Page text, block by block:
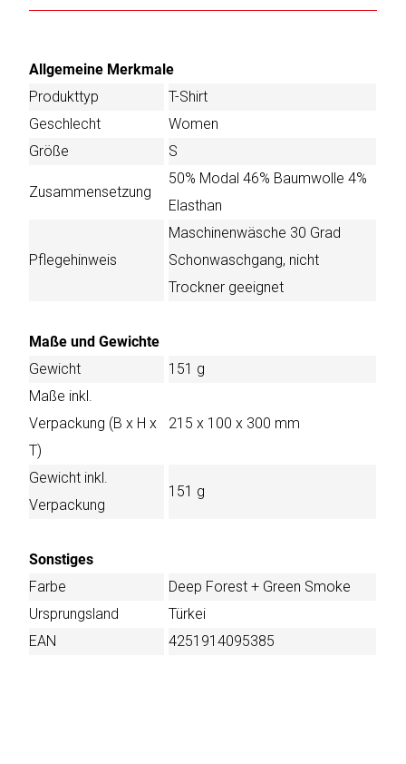
Allgemeine Merkmale
Produkttyp
T-Shirt
Geschlecht
Women
Größe
S
Zusammensetzung
50% Modal 46% Baumwolle 4%
Elasthan
Pflegehinweis
Maschinenwäsche 30 Grad
Schonwaschgang, nicht
Trockner geeignet
Maße und Gewichte
Gewicht
151 g
Maße inkl.
Verpackung (B x H x
T)
215 x 100 x 300 mm
Gewicht inkl.
Verpackung
151 g
Sonstiges
Farbe
Deep Forest + Green Smoke
Ursprungsland
Türkei
EAN
4251914095385